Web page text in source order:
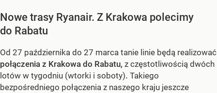
Nowe trasy Ryanair. Z Krakowa polecimy
do Rabatu
Od 27 października do 27 marca tanie linie będą realizować
połączenia z Krakowa do Rabatu, z częstotliwością dwóch
lotów w tygodniu (wtorki i soboty). Takiego
bezpośredniego połączenia z naszego kraju jeszcze